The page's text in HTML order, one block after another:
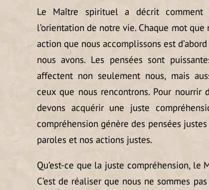
Le Maître spirituel a décrit comment
l’orientation de notre vie. Chaque mot
action que nous accomplissons est
nous avons. Les pensées sont
affectent non seulement nous, mais
ceux que nous rencontrons. Pour nourrir
devons acquérir une juste
compréhension génère des pensées
paroles et nos actions justes.
Qu’est-ce que la juste compréhension, le
C’est de réaliser que nous ne sommes